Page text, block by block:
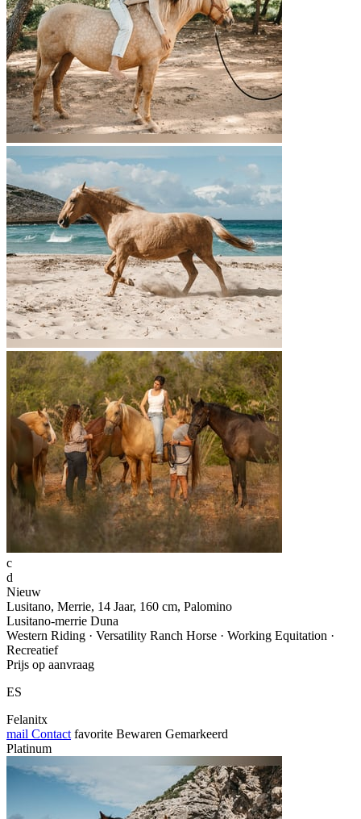
c
d
Nieuw
Lusitano, Merrie, 14 Jaar, 160 cm, Palomino
Lusitano-merrie Duna
Western Riding · Versatility Ranch Horse · Working Equitation ·
Recreatief
Prijs op aanvraag
ES
Felanitx
mail Contact favorite Bewaren Gemarkeerd
Platinum